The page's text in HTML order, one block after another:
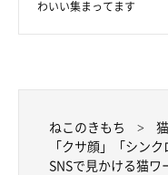
わいい集まってます
ねこのきもち
「クサ顔」「シン
SNSで見かける猫ワ